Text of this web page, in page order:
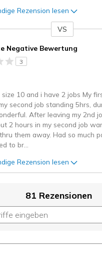
Rezension lesen
VS
Negative Bewertung
3
10 and i have 2 jobs My
second job standing 5hrs,
After leaving my 2nd
2 hours in my second job
them away. Had so much
to br
Rezension lesen
81 Rezensionen